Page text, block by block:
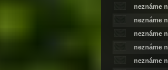
neznáme
neznáme
neznáme
neznáme
neznáme